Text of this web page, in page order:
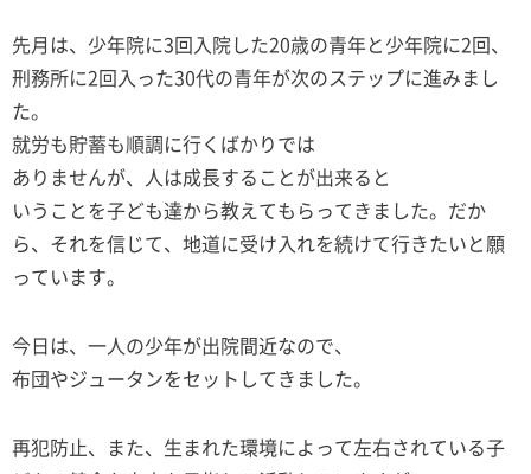
先月は、少年院に3回入院した20歳の青年と少年院に2回、
刑務所に2回入った30代の青年が次のステップに進みまし
た。
就労も貯蓄も順調に行くばかりでは
ありませんが、人は成長することが出来ると
いうことを子ども達から教えてもらってきました。だか
ら、それを信じて、地道に受け入れを続けて行きたいと願
っています。
今日は、一人の少年が出院間近なので、
布団やジュータンをセットしてきました。
再犯防止、また、生まれた環境によって左右されている子